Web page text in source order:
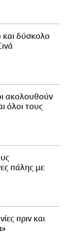
δύσκολο
ακολουθούν
όλοι τους
πάλης με
πριν και